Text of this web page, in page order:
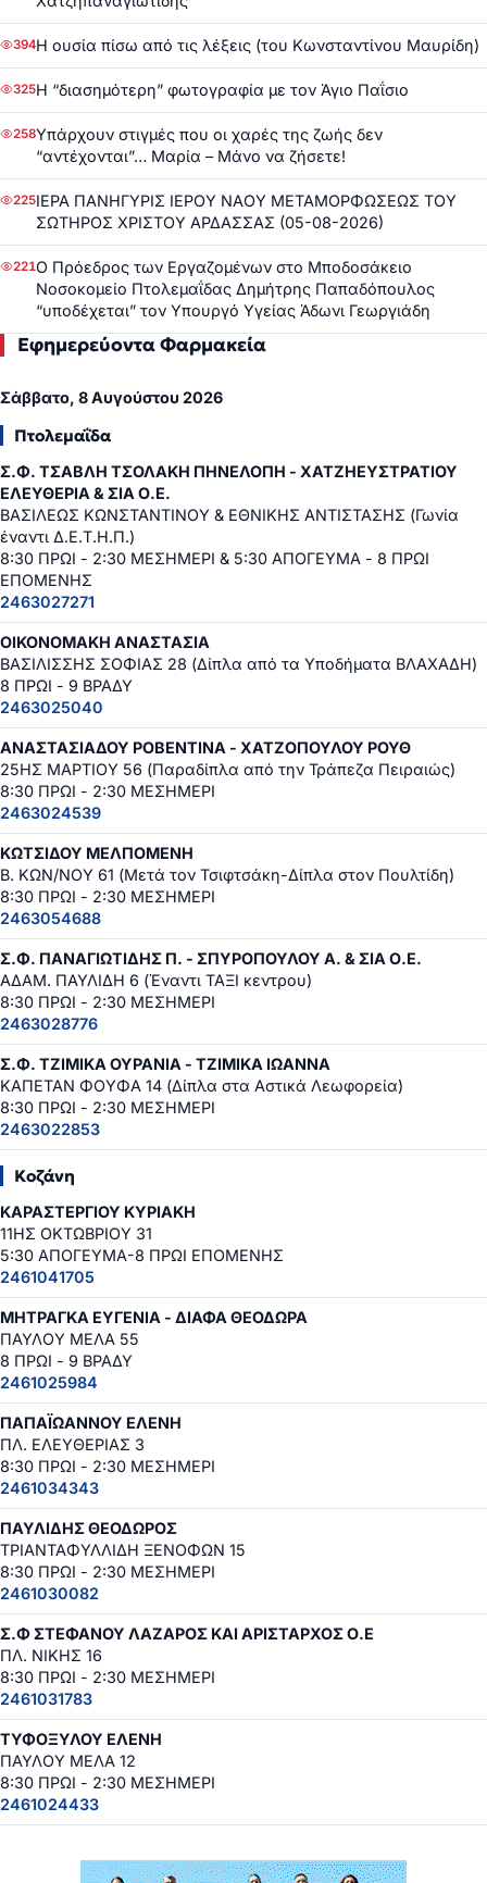
394Η ουσία πίσω από τις λέξεις (του Κωνσταντίνου Μαυρίδη)
325Η “διασημότερη” φωτογραφία με τον Άγιο Παΐσιο
258Υπάρχουν στιγμές που οι χαρές της ζωής δεν
“αντέχονται”… Μαρία – Μάνο να ζήσετε!
225ΙΕΡΑ ΠΑΝΗΓΥΡΙΣ ΙΕΡΟΥ ΝΑΟΥ ΜΕΤΑΜΟΡΦΩΣΕΩΣ ΤΟΥ
ΣΩΤΗΡΟΣ ΧΡΙΣΤΟΥ ΑΡΔΑΣΣΑΣ (05-08-2026)
221Ο Πρόεδρος των Εργαζομένων στο Μποδοσάκειο
Νοσοκομείο Πτολεμαΐδας Δημήτρης Παπαδόπουλος
“υποδέχεται” τον Υπουργό Υγείας Άδωνι Γεωργιάδη
Εφημερεύοντα Φαρμακεία
Σάββατο, 8 Αυγούστου 2026
Πτολεμαΐδα
Σ.Φ. ΤΣΑΒΛΗ ΤΣΟΛΑΚΗ ΠΗΝΕΛΟΠΗ - ΧΑΤΖΗΕΥΣΤΡΑΤΙΟΥ
ΕΛΕΥΘΕΡΙΑ & ΣΙΑ Ο.Ε.
ΒΑΣΙΛΕΩΣ ΚΩΝΣΤΑΝΤΙΝΟΥ & ΕΘΝΙΚΗΣ ΑΝΤΙΣΤΑΣΗΣ (Γωνία
έναντι Δ.Ε.Τ.Η.Π.)
8:30 ΠΡΩΙ - 2:30 ΜΕΣΗΜΕΡΙ & 5:30 ΑΠΟΓΕΥΜΑ - 8 ΠΡΩΙ
ΕΠΟΜΕΝΗΣ
2463027271
ΟΙΚΟΝΟΜΑΚΗ ΑΝΑΣΤΑΣΙΑ
ΒΑΣΙΛΙΣΣΗΣ ΣΟΦΙΑΣ 28 (Δίπλα από τα Υποδήματα ΒΛΑΧΑΔΗ)
8 ΠΡΩΙ - 9 ΒΡΑΔΥ
2463025040
ΑΝΑΣΤΑΣΙΑΔΟΥ ΡΟΒΕΝΤΙΝΑ - ΧΑΤΖΟΠΟΥΛΟΥ ΡΟΥΘ
25ΗΣ ΜΑΡΤΙΟΥ 56 (Παραδίπλα από την Τράπεζα Πειραιώς)
8:30 ΠΡΩΙ - 2:30 ΜΕΣΗΜΕΡΙ
2463024539
ΚΩΤΣΙΔΟΥ ΜΕΛΠΟΜΕΝΗ
Β. ΚΩΝ/ΝΟΥ 61 (Μετά τον Τσιφτσάκη-Δίπλα στον Πουλτίδη)
8:30 ΠΡΩΙ - 2:30 ΜΕΣΗΜΕΡΙ
2463054688
Σ.Φ. ΠΑΝΑΓΙΩΤΙΔΗΣ Π. - ΣΠΥΡΟΠΟΥΛΟΥ Α. & ΣΙΑ Ο.Ε.
ΑΔΑΜ. ΠΑΥΛΙΔΗ 6 (Έναντι ΤΑΞΙ κεντρου)
8:30 ΠΡΩΙ - 2:30 ΜΕΣΗΜΕΡΙ
2463028776
Σ.Φ. ΤΖΙΜΙΚΑ ΟΥΡΑΝΙΑ - ΤΖΙΜΙΚΑ ΙΩΑΝΝΑ
ΚΑΠΕΤΑΝ ΦΟΥΦΑ 14 (Δίπλα στα Αστικά Λεωφορεία)
8:30 ΠΡΩΙ - 2:30 ΜΕΣΗΜΕΡΙ
2463022853
Κοζάνη
ΚΑΡΑΣΤΕΡΓΙΟΥ ΚΥΡΙΑΚΗ
11ΗΣ ΟΚΤΩΒΡΙΟΥ 31
5:30 ΑΠΟΓΕΥΜΑ-8 ΠΡΩΙ ΕΠΟΜΕΝΗΣ
2461041705
ΜΗΤΡΑΓΚΑ ΕΥΓΕΝΙΑ - ΔΙΑΦΑ ΘΕΟΔΩΡΑ
ΠΑΥΛΟΥ ΜΕΛΑ 55
8 ΠΡΩΙ - 9 ΒΡΑΔΥ
2461025984
ΠΑΠΑΪΩΑΝΝΟΥ ΕΛΕΝΗ
ΠΛ. ΕΛΕΥΘΕΡΙΑΣ 3
8:30 ΠΡΩΙ - 2:30 ΜΕΣΗΜΕΡΙ
2461034343
ΠΑΥΛΙΔΗΣ ΘΕΟΔΩΡΟΣ
ΤΡΙΑΝΤΑΦΥΛΛΙΔΗ ΞΕΝΟΦΩΝ 15
8:30 ΠΡΩΙ - 2:30 ΜΕΣΗΜΕΡΙ
2461030082
Σ.Φ ΣΤΕΦΑΝΟΥ ΛΑΖΑΡΟΣ ΚΑΙ ΑΡΙΣΤΑΡΧΟΣ Ο.Ε
ΠΛ. ΝΙΚΗΣ 16
8:30 ΠΡΩΙ - 2:30 ΜΕΣΗΜΕΡΙ
2461031783
ΤΥΦΟΞΥΛΟΥ ΕΛΕΝΗ
ΠΑΥΛΟΥ ΜΕΛΑ 12
8:30 ΠΡΩΙ - 2:30 ΜΕΣΗΜΕΡΙ
2461024433